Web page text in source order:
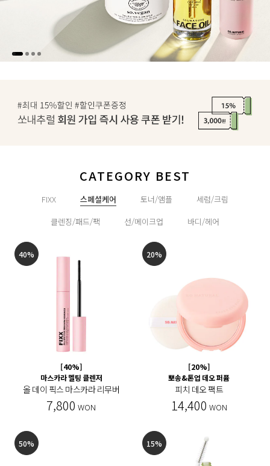
CATEGORY BEST
FIXX 스페셜케어 토너/앰플
세럼/크림
클렌징/패드/팩
선/메이크업 바디/헤어
40%
[40%]
마스카라 멜팅 클렌저
올 데이 픽스 마스카라 리무버
7,800 WON
20%
[20%]
뽀송&톤업 데오 퍼퓸
피치 데오 팩트
14,400 WON
50% 15%